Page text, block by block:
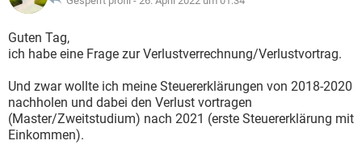
Guten Tag,
ich habe eine Frage zur Verlustverrechnung/Verlustvortrag.
Und zwar wollte ich meine Steuererklärungen von 2018-2020
nachholen und dabei den Verlust vortragen
(Master/Zweitstudium) nach 2021 (erste Steuererklärung mit
Einkommen).